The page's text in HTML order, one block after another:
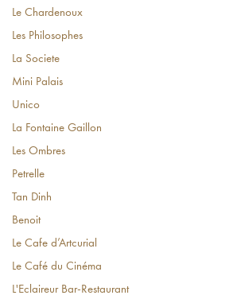
Le Chardenoux
Les Philosophes
La Societe
Mini Palais
Unico
La Fontaine Gaillon
Les Ombres
Petrelle
Tan Dinh
Benoit
Le Cafe d’Artcurial
Le Café du Cinéma
L'Eclaireur Bar-Restaurant